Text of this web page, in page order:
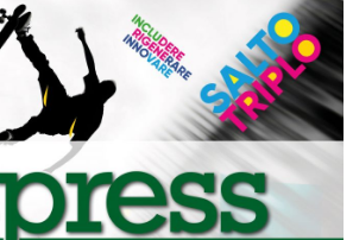
con i piedi, si possono fare le